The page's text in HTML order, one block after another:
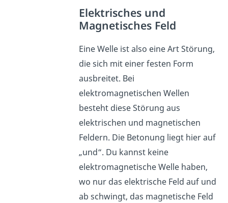
Elektrisches und
Magnetisches Feld
Eine Welle ist also eine Art Störung,
die sich mit einer festen Form
ausbreitet. Bei
elektromagnetischen Wellen
besteht diese Störung aus
elektrischen und magnetischen
Feldern. Die Betonung liegt hier auf
„und“. Du kannst keine
elektromagnetische Welle haben,
wo nur das elektrische Feld auf und
ab schwingt, das magnetische Feld